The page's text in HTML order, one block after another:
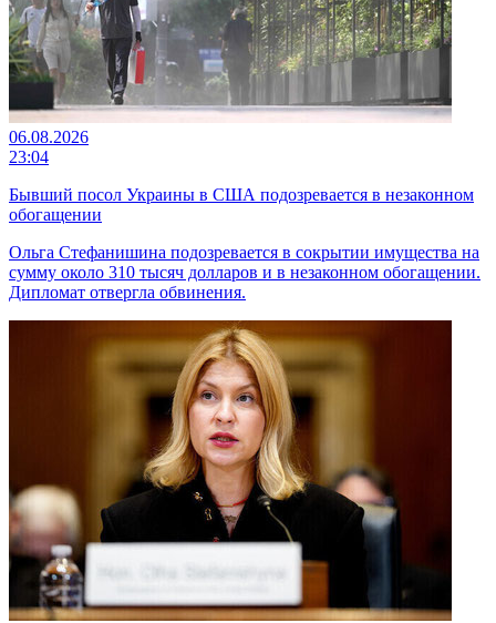
06.08.2026
23:04
Бывший посол Украины в США подозревается в незаконном
обогащении
Ольга Стефанишина подозревается в сокрытии имущества на
сумму около 310 тысяч долларов и в незаконном обогащении.
Дипломат отвергла обвинения.